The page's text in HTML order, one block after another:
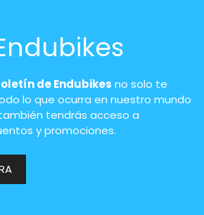
de Endubikes no solo te
lo que ocurra en nuestro mundo
tendrás acceso a
y promociones.